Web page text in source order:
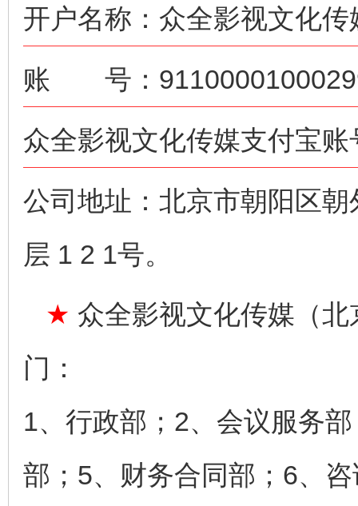
开户名称：众全影视文化
账 号：
众全影视文化传媒支付宝
公司地址：北京市朝阳区
层 1 2 1号。
★ 众全影视文化传媒（
门：
1、行政部；2、会议服务
部；5、财务合同部；6、